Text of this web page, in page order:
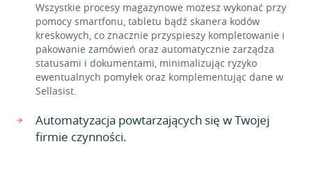
Wszystkie procesy magazynowe możesz wykonać przy
pomocy smartfonu, tabletu bądź skanera kodów
kreskowych, co znacznie przyspieszy kompletowanie i
pakowanie zamówień oraz automatycznie zarządza
statusami i dokumentami, minimalizując ryzyko
ewentualnych pomyłek oraz komplementując dane w
Sellasist.
Automatyzacja powtarzających się w Twojej
firmie czynności.